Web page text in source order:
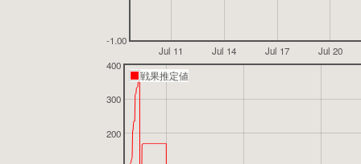
Jul 11 Jul 14 Jul 17 Jul 20
-1.00
200
300
400
戦果推定値